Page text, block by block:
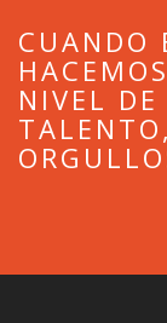
CUANDO
NIVEL